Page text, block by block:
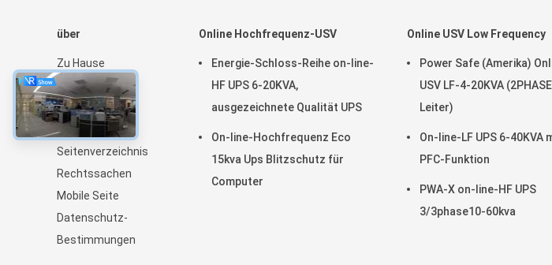
über
Zu Hause
Produkte
Über uns
Neuigkeiten
Seitenverzeichnis
Rechtssachen
Mobile Seite
Datenschutz-
Bestimmungen
Online Hochfrequenz-USV
Energie-Schloss-Reihe on-line-
HF UPS 6-20KVA,
ausgezeichnete Qualität UPS
On-line-Hochfrequenz Eco
15kva Ups Blitzschutz für
Computer
Online USV Low Frequency
Power Safe (Amerika)
USV LF-4-20KVA
Leiter)
On-line-LF UPS 6-40KVA
PFC-Funktion
PWA-X on-line-HF UPS
3/3phase10-60kva